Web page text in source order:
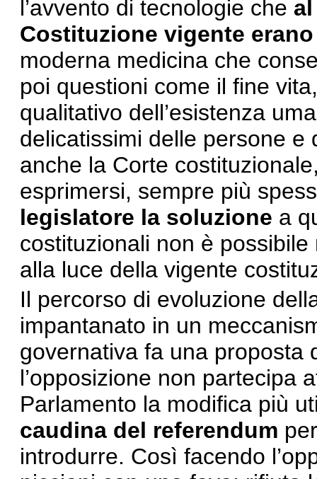
l’avvento di tecnologie che
Costituzione vigente
moderna medicina che
poi questioni come il fine
qualitativo dell’esistenza
delicatissimi delle persone e
anche la Corte
esprimersi, sempre più
legislatore la soluzione a
costituzionali non è
alla luce della vigente
Il percorso di evoluzione
impantanato in un
governativa fa una proposta
l’opposizione non partecipa
Parlamento la modifica più
caudina del referendum
introdurre. Così facendo